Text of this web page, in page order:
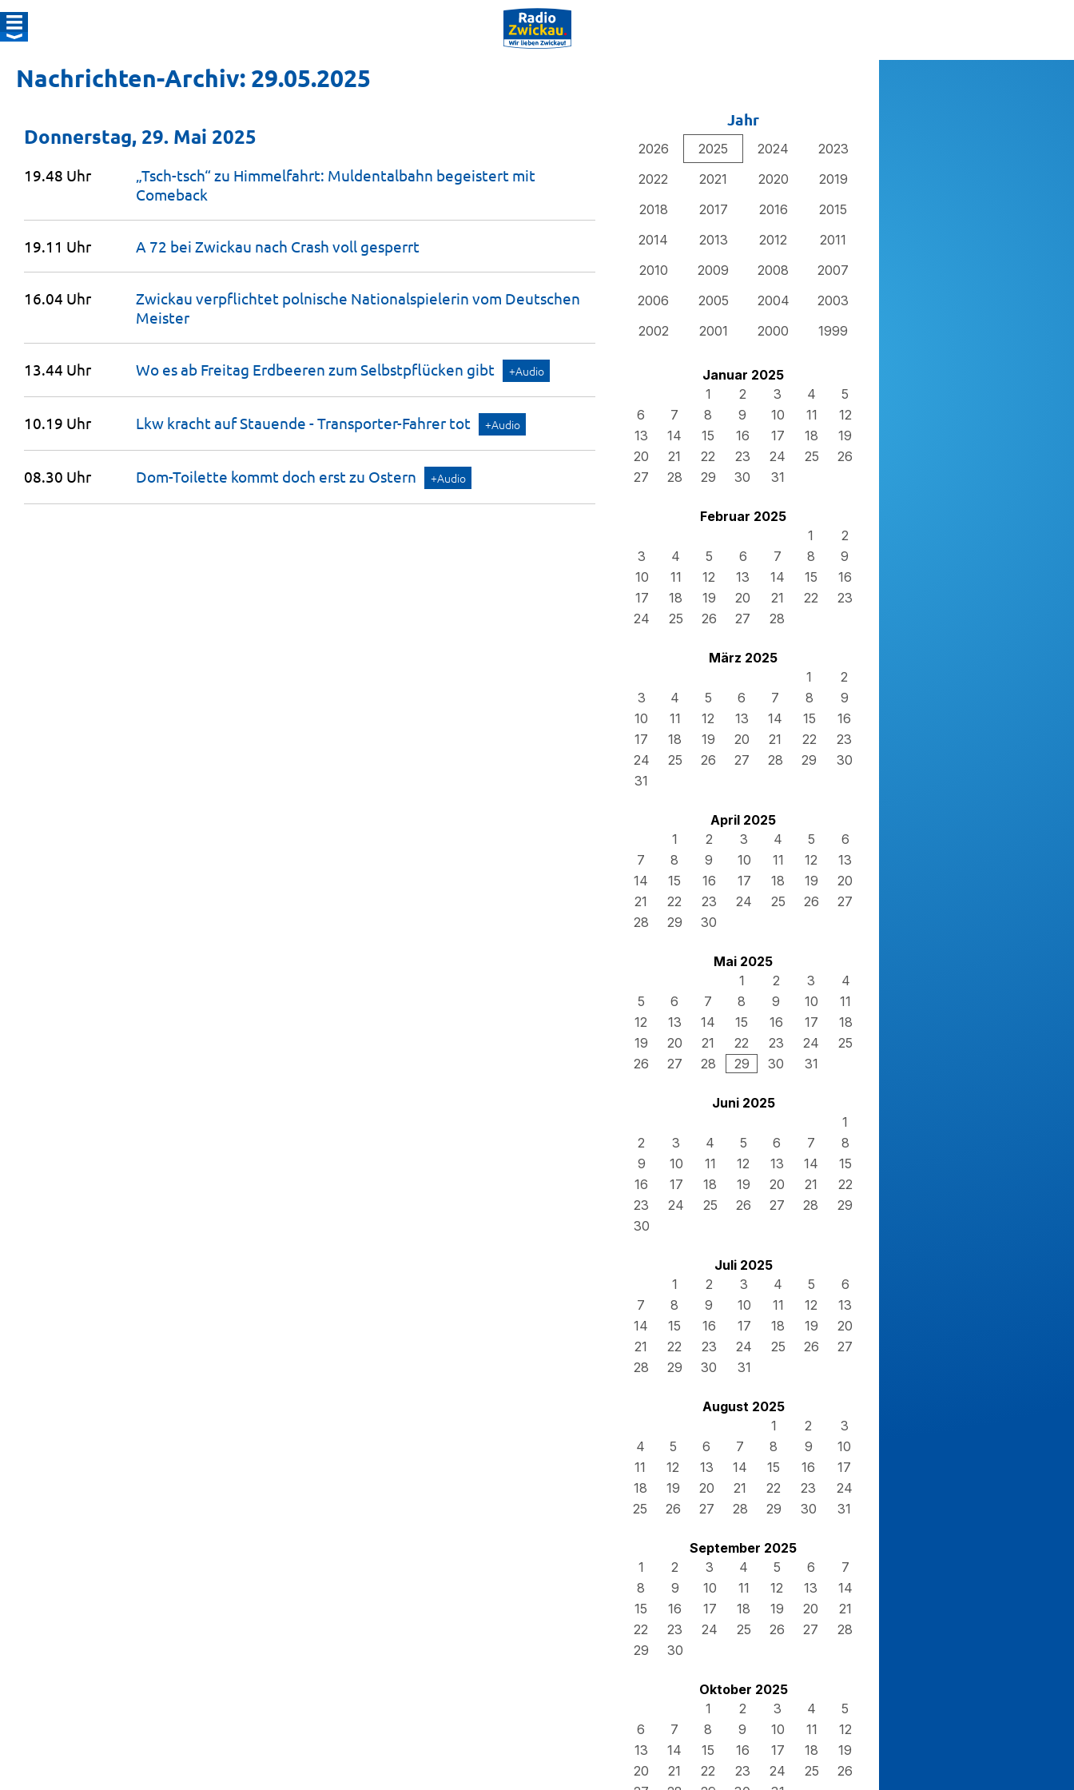
Nachrichten-Archiv: 29.05.2025
Jahr
2026 2025 2024
2023
2022
2021 2020
2019
2018
2017 2016
2015
2014
2013 2012
2011
2010
2009 2008
2007
2006
2005 2004
2003
2002
2001 2000 1999
Januar 2025
1
2 3 4
5
6
7 8 9 10 11
12
13
14 15 16 17 18
19
20
21 22 23 24 25
26
27
28 29 30 31
Februar 2025
1
2
3
4 5 6 7 8
9
10
11 12 13 14 15
16
17
18 19 20 21 22
23
24
25 26 27 28
März 2025
1
2
3
4 5 6 7 8
9
10
11 12 13 14 15
16
17
18 19 20 21 22
23
24
25 26 27 28 29
30
31
April 2025
1
2 3 4 5
6
7
8 9 10 11 12
13
14
15 16 17 18 19
20
21
22 23 24 25 26
27
28
29 30
Mai 2025
1
2 3
4
5
6 7 8 9 10
11
12
13 14 15 16 17
18
19
20 21 22 23 24
25
26
27 28 29 30 31
Juni 2025
1
2
3 4 5 6 7
8
9
10 11 12 13 14
15
16
17 18 19 20 21
22
23
24 25 26 27 28
29
30
Juli 2025
1
2 3 4 5
6
7
8 9 10 11 12
13
14
15 16 17 18 19
20
21
22 23 24 25 26
27
28
29 30 31
August 2025
1
2
3
4
5 6 7 8 9
10
11
12 13 14 15 16
17
18
19 20 21 22 23
24
25
26 27 28 29 30 31
September 2025
1
2 3 4 5 6
7
8
9 10 11 12 13
14
15
16 17 18 19 20
21
22
23 24 25 26 27
28
29
30
Oktober 2025
1
2 3 4
5
6
7 8 9 10 11
12
13
14 15 16 17 18
19
20
21 22 23 24 25
26
Donnerstag, 29. Mai 2025
19.48 Uhr
„Tsch-tsch“ zu Himmelfahrt: Muldentalbahn begeistert mit
Comeback
19.11 Uhr A 72 bei Zwickau nach Crash voll gesperrt
16.04 Uhr
Zwickau verpflichtet polnische Nationalspielerin vom Deutschen
Meister
13.44 Uhr Wo es ab Freitag Erdbeeren zum Selbstpflücken gibt +Audio
10.19 Uhr Lkw kracht auf Stauende - Transporter-Fahrer tot +Audio
08.30 Uhr Dom-Toilette kommt doch erst zu Ostern +Audio